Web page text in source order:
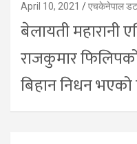
April 10, 2021 एचकेनेपाल
बेलायती महारानी
राजकुमार
बिहान निधन भएको